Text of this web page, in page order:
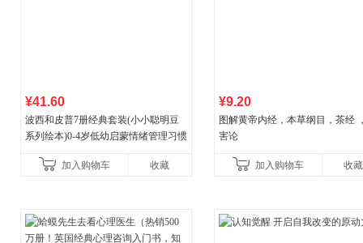
¥41.60
波西和皮普7册经典套装(小小聪明豆
系列绘本)0-4岁低幼启蒙情绪管理习惯
养好品质，发现快
加入购物车 收藏
¥9.20
图解黄帝内经，本草纲目，茶经
害论
加入购物车 收藏